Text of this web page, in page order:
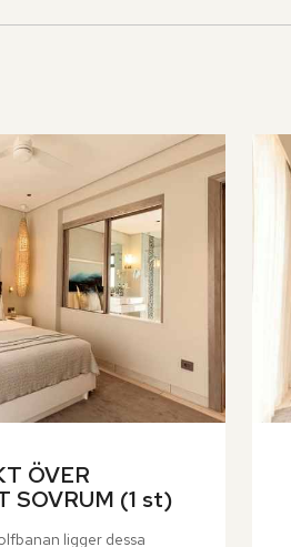
ÖVER
SOVRUM (1 st)
ligger dessa